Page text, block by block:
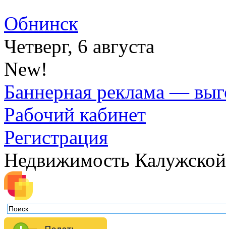
Обнинск
Четверг, 6 августа
New!
Баннерная реклама —
Рабочий кабинет
Регистрация
Недвижимость